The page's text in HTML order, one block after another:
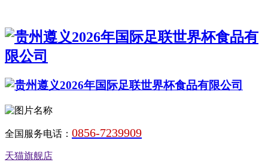
全国服务电话： 0856-7239909
天猫旗舰店